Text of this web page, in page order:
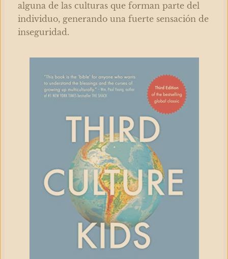
alguna de las culturas que forman parte del
individuo, generando una fuerte sensación de
inseguridad.